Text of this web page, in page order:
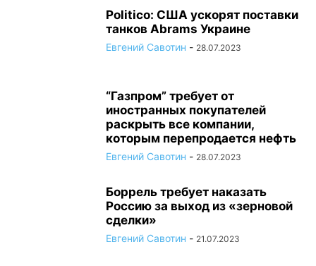
Politico: США ускорят поставки
танков Abrams Украине
Евгений Савотин - 28.07.2023
“Газпром” требует от
иностранных покупателей
раскрыть все компании,
которым перепродается нефть
Евгений Савотин - 28.07.2023
Боррель требует наказать
Россию за выход из «зерновой
сделки»
Евгений Савотин - 21.07.2023